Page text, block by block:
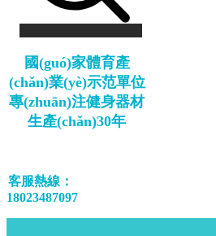
國(guó)家體育產
(chǎn)業(yè)示范單位
專(zhuān)注健身器材
生產(chǎn)30年
客服熱線：
18023487097